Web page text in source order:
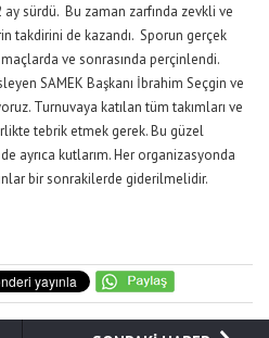
ay sürdü. Bu zaman zarfında zevkli ve
takdirini de kazandı. Sporun gerçek
ve sonrasında perçinlendi.
SAMEK Başkanı İbrahim Seçgin ve
Turnuvaya katılan tüm takımları ve
tebrik etmek gerek. Bu güzel
ayrıca kutlarım. Her organizasyonda
bir sonrakilerde giderilmelidir.